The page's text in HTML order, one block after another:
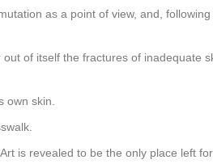
as a point of view, and,
of itself the fractures of inadequate
own skin.
is revealed to be the only place left